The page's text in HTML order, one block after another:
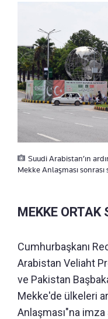
Suudi Arabistan’ın
Mekke Anlaşması sonrası
⁠MEKKE
Cumhurbaşkanı
Arabistan Veliaht
ve Pakistan
Mekke'de ülkeleri
Anlaşması"na imza